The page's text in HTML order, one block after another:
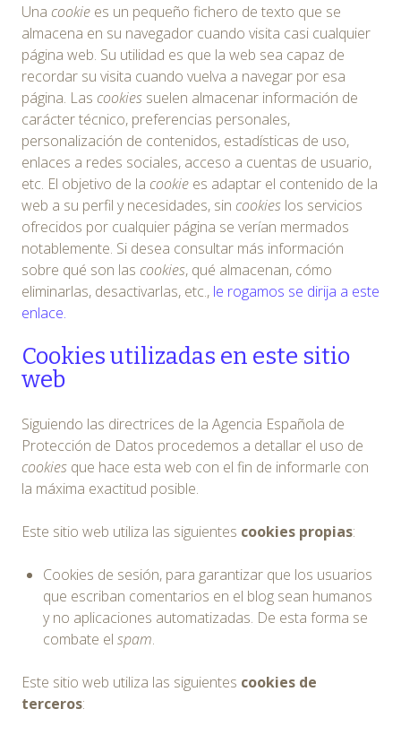
Una cookie es un pequeño fichero de texto que se
almacena en su navegador cuando visita casi cualquier
página web. Su utilidad es que la web sea capaz de
recordar su visita cuando vuelva a navegar por esa
página. Las cookies suelen almacenar información de
carácter técnico, preferencias personales,
personalización de contenidos, estadísticas de uso,
enlaces a redes sociales, acceso a cuentas de usuario,
etc. El objetivo de la cookie es adaptar el contenido de la
web a su perfil y necesidades, sin cookies los servicios
ofrecidos por cualquier página se verían mermados
notablemente. Si desea consultar más información
sobre qué son las cookies, qué almacenan, cómo
eliminarlas, desactivarlas, etc., le rogamos se dirija a este
enlace.
Cookies utilizadas en este sitio
web
Siguiendo las directrices de la Agencia Española de
Protección de Datos procedemos a detallar el uso de
cookies que hace esta web con el fin de informarle con
la máxima exactitud posible.
Este sitio web utiliza las siguientes cookies propias:
Cookies de sesión, para garantizar que los usuarios
que escriban comentarios en el blog sean humanos
y no aplicaciones automatizadas. De esta forma se
combate el spam.
Este sitio web utiliza las siguientes cookies de
terceros: